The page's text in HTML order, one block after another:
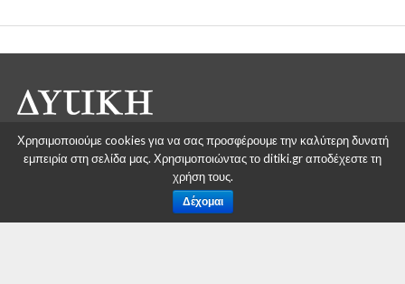
Μελών του ΣΥΡΙΖΑ Κοζάνης στο Αναψυκτήριο του
Απολογισμός δράσης του απερχόμενου
Συντονιστικού Οργάνου.
Εκλογή εφορευτικής επιτροπής για τη
Χρησιμοποιούμε cookies για να σας προσφέρουμε την καλύτερη δυνατή
εμπειρία στη σελίδα μας. Χρησιμοποιώντας το ditiki.gr αποδέχεστε τη
χρήση τους.
Δέχομαι